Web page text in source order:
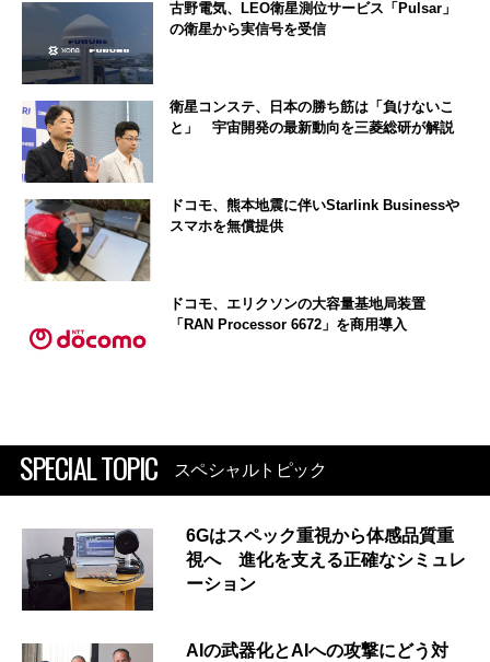
古野電気、LEO衛星測位サービス「Pulsar」
の衛星から実信号を受信
衛星コンステ、日本の勝ち筋は「負けないこ
と」 宇宙開発の最新動向を三菱総研が解説
ドコモ、熊本地震に伴いStarlink Businessや
スマホを無償提供
ドコモ、エリクソンの大容量基地局装置
「RAN Processor 6672」を商用導入
SPECIAL TOPIC スペシャルトピック
6Gはスペック重視から体感品質重
視へ 進化を支える正確なシミュレ
ーション
AIの武器化とAIへの攻撃にどう対